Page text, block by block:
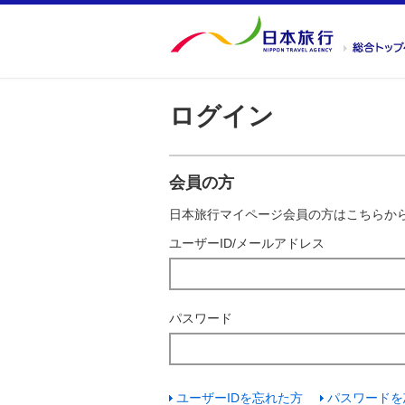
ログイン
会員の方
日本旅行マイページ会員の方はこちらか
ユーザーID/メールアドレス
パスワード
ユーザーIDを忘れた方 パスワード